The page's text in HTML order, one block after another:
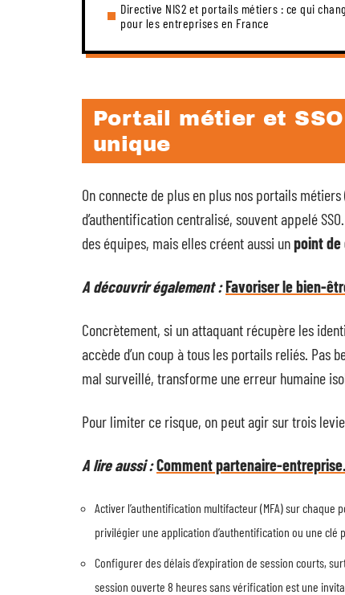
Directive NIS2 et portails métiers : ce qui
pour les entreprises en France
Portail métier et
unique
On connecte de plus en plus nos portails
d’authentification centralisé, souvent appelé
des équipes, mais elles créent aussi unpoint de
A découvrir également :Favoriser le bien-
Concrètement, si un attaquant récupère les
accède d’un coup à tous les portails reliés. Pas
mal surveillé, transforme une erreur humaine
Pour limiter ce risque, on peut agir sur trois
A lire aussi :Comment partenaire-
Activer l’authentification multifacteur (MFA) sur
privilégier une application d’authentification ou une clé
Configurer des délais d’expiration de session courts,
session ouverte 8 heures sans vérification est une